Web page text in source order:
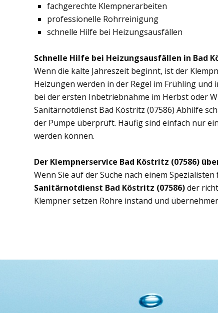
fachgerechte Klempnerarbeiten
professionelle Rohrreinigung
schnelle Hilfe bei Heizungsausfällen
Schnelle Hilfe bei Heizungsausfällen in Bad
Wenn die kalte Jahreszeit beginnt, ist der
Heizungen werden in der Regel im Frühling
bei der ersten Inbetriebnahme im Herbst oder
Sanitärnotdienst Bad Köstritz (07586) Abhilfe
der Pumpe überprüft. Häufig sind einfach nur
werden können.
Der Klempnerservice Bad Köstritz (07586)
Wenn Sie auf der Suche nach einem
Sanitärnotdienst Bad Köstritz (07586)der
Klempner setzen Rohre instand und